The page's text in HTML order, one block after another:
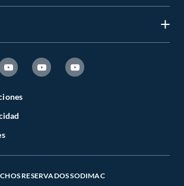
RESERVADOS SODIMAC